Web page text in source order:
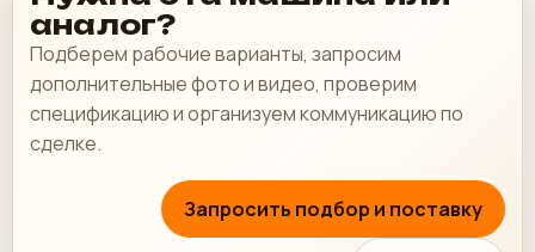
аналог?
Подберем рабочие варианты, запросим
дополнительные фото и видео, проверим
спецификацию и организуем коммуникацию по
сделке.
Запросить подбор и поставку